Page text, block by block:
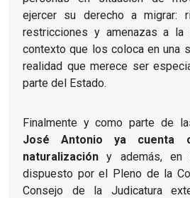
ejercer su derecho a migrar:
restricciones y amenazas a
contexto que los coloca en una
realidad que merece ser
parte del Estado.
Finalmente y como parte de
José Antonio ya cuenta
naturalización y además, en
dispuesto por el Pleno de la
Consejo de la Judicatura